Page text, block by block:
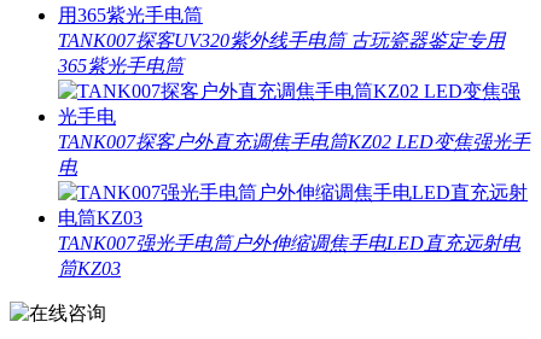
TANK007探客UV320紫外线手电筒 古玩瓷器鉴定专用
365紫光手电筒
TANK007探客户外直充调焦手电筒KZ02 LED变焦强光手
电
TANK007强光手电筒户外伸缩调焦手电LED直充远射电
筒KZ03